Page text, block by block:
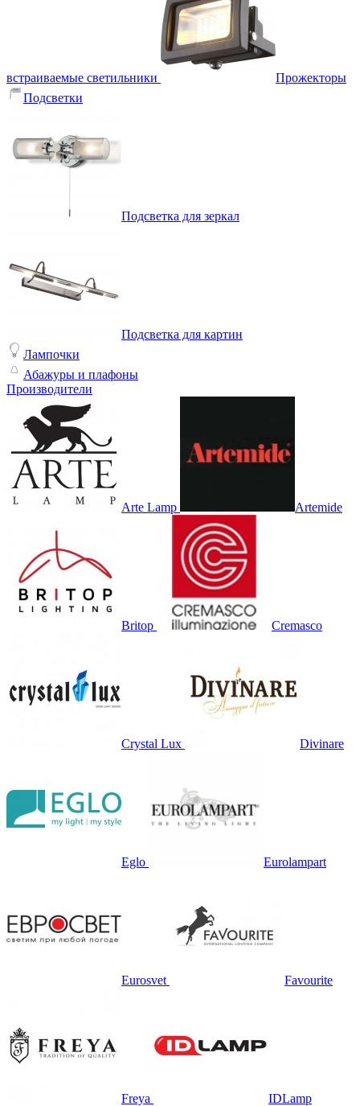
встраиваемые светильники
Прожекторы
Подсветки
Подсветка для зеркал
Подсветка для картин
Лампочки
Абажуры и плафоны
Производители
Arte Lamp Artemide
Britop Cremasco
Crystal Lux Divinare
Eglo Eurolampart
Eurosvet Favourite
Freya IDLamp